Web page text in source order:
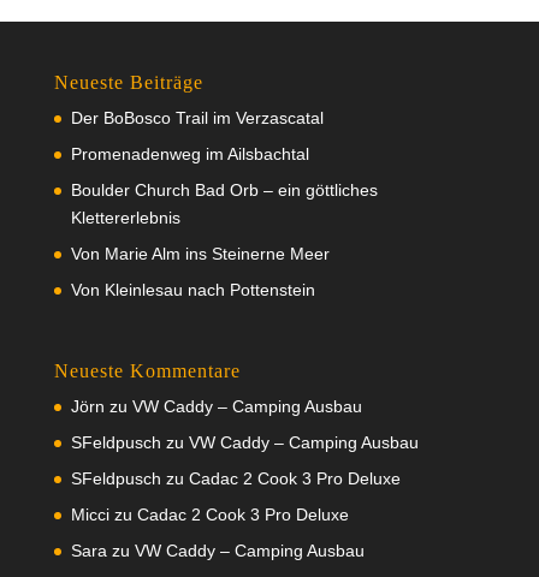
Neueste Beiträge
Der BoBosco Trail im Verzascatal
Promenadenweg im Ailsbachtal
Boulder Church Bad Orb – ein göttliches
Klettererlebnis
Von Marie Alm ins Steinerne Meer
Von Kleinlesau nach Pottenstein
Neueste Kommentare
Jörn zu VW Caddy – Camping Ausbau
SFeldpusch zu VW Caddy – Camping Ausbau
SFeldpusch zu Cadac 2 Cook 3 Pro Deluxe
Miccizu Cadac 2 Cook 3 Pro Deluxe
Sara zu VW Caddy – Camping Ausbau